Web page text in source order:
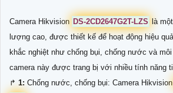
Camera Hikvision DS-2CD2647G2T-LZS
là
lượng cao, được thiết kế để hoạt động hiệu
khắc nghiệt như chống bụi, chống nước và
camera này được trang bị với nhiều tính năng
️↱ 1: Chống nước, chống bụi: Camera Hikvision